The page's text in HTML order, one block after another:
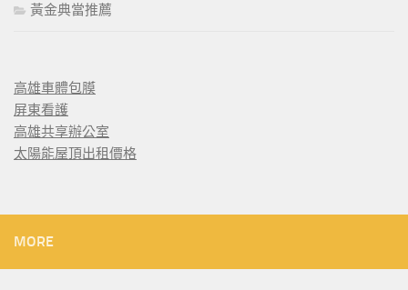
黃金典當推薦
高雄車體包膜
屏東看護
高雄共享辦公室
太陽能屋頂出租價格
MORE